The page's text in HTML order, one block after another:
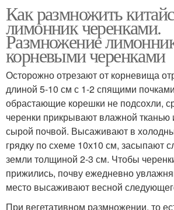
Как размножить
лимонник черенками.
Размножение
корневыми черенками
Осторожно отрезают от корневища
длиной 5-10 см с 1-2 спящими
обрастающие корешки не подсохли,
черенки прикрывают влажной
сырой почвой. Высаживают в
грядку по схеме 10х10 см, засыпают
земли толщиной 2-3 см. Чтобы
прижились, почву ежедневно
место высаживают весной
При вегетативном размножении, то